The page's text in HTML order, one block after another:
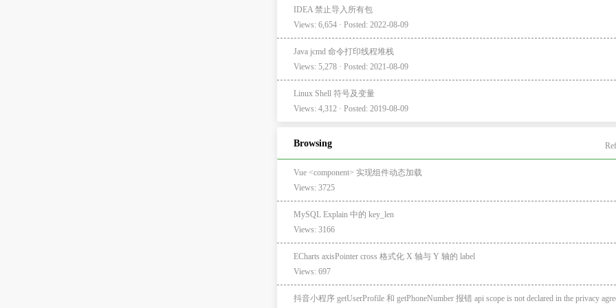
IDEA 禁止导入所有包
Views: 6,654 · Posted: 2022-08-09
Java jcmd 命令打印线程堆栈
Views: 5,278 · Posted: 2021-08-09
Linux Shell 符号及变量
Views: 4,312 · Posted: 2019-08-09
Browsing
Vue <component> 实现组件动态加载
Views: 3725
MySQL Explain 中的 key_len
Views: 3166
ECharts axisPointer cross 格式化 X 轴与 Y 轴的 label
Views: 697